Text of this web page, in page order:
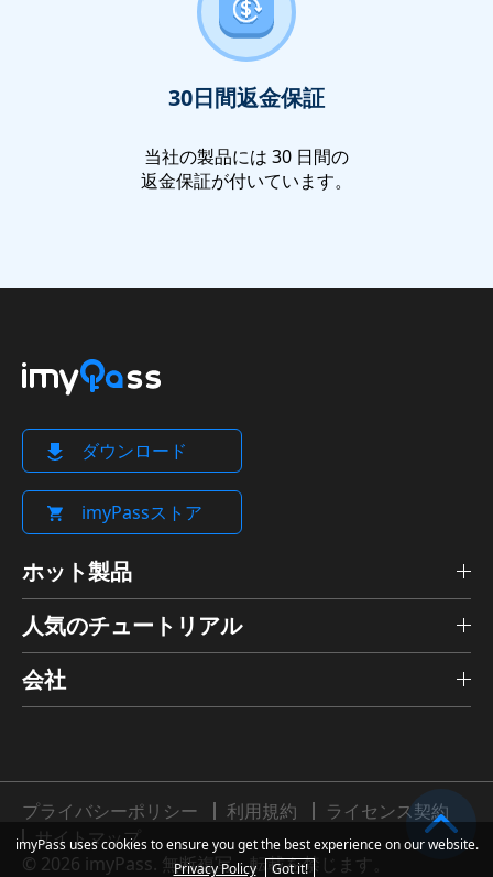
30日間返金保証
当社の製品には 30 日間の
返金保証が付いています。
ダウンロード
imyPassストア
ホット製品
人気のチュートリアル
会社
プライバシーポリシー 利用規約
ライセンス契約
サイトマップ
© 2026 imyPass. 無断複写・転載を禁じます。
imyPass uses cookies to ensure you get the best experience on our website.
Privacy Policy
Got it!